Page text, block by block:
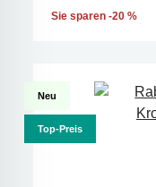
Sie sparen -20 %
Neu
Top-Preis